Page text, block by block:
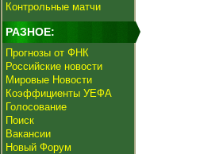
Контрольные матчи
РАЗНОЕ:
Прогнозы от ФНК
Российские новости
Мировые Новости
Коэффициенты УЕФА
Голосование
Поиск
Вакансии
Новый Форум